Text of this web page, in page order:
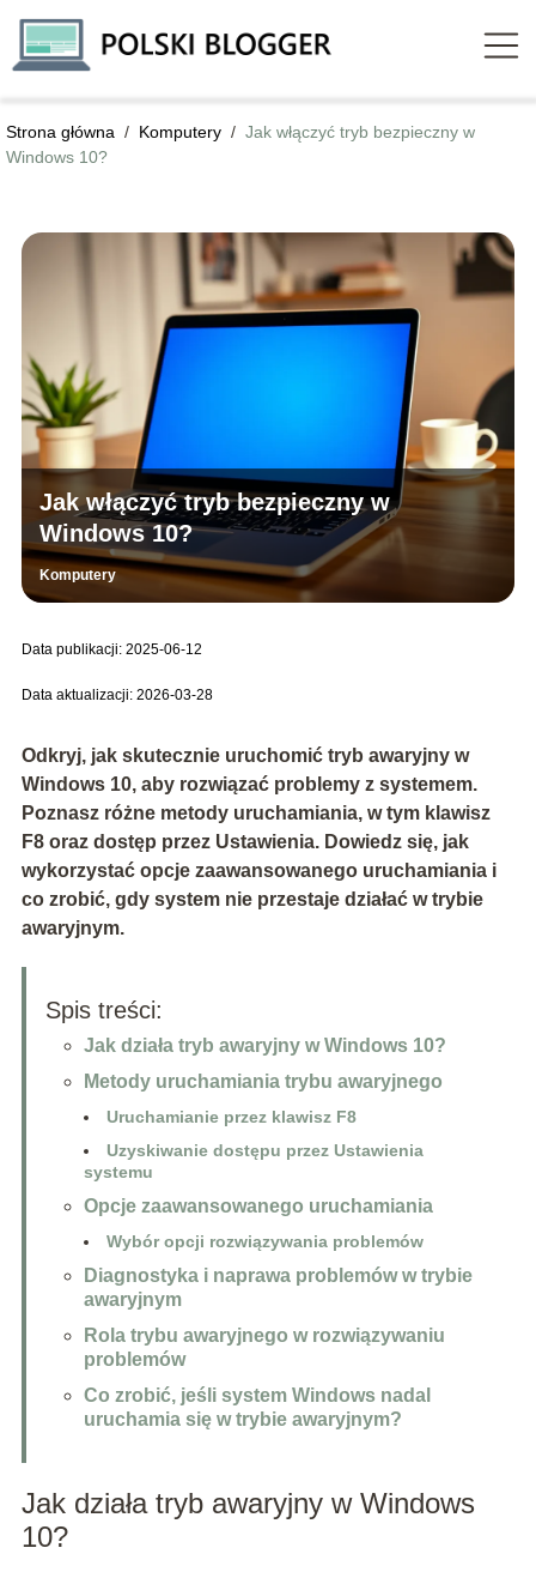
Strona główna / Komputery / Jak włączyć tryb bezpieczny w
Windows 10?
Jak włączyć tryb bezpieczny w
Windows 10?
Komputery
Data publikacji: 2025-06-12
Data aktualizacji: 2026-03-28
Odkryj, jak skutecznie uruchomić tryb awaryjny w
Windows 10, aby rozwiązać problemy z systemem.
Poznasz różne metody uruchamiania, w tym klawisz
F8 oraz dostęp przez Ustawienia. Dowiedz się, jak
wykorzystać opcje zaawansowanego uruchamiania i
co zrobić, gdy system nie przestaje działać w trybie
awaryjnym.
Spis treści:
Jak działa tryb awaryjny w Windows 10?
Metody uruchamiania trybu awaryjnego
Uruchamianie przez klawisz F8
Uzyskiwanie dostępu przez Ustawienia
systemu
Opcje zaawansowanego uruchamiania
Wybór opcji rozwiązywania problemów
Diagnostyka i naprawa problemów w trybie
awaryjnym
Rola trybu awaryjnego w rozwiązywaniu
problemów
Co zrobić, jeśli system Windows nadal
uruchamia się w trybie awaryjnym?
Jak działa tryb awaryjny w Windows
10?